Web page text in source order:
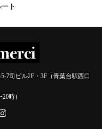
ト
7司ビル2F・3F（青葉台駅西口
時）